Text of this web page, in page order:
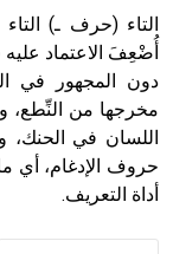
الملوك الذين
التاسع، وهم
التاء (حرف ـ)
أُضْعِفَ الاعتماد
دون المجهور في
مخرجها من النِّطع،
اللسان في الحنك،
حروف الإدغام، أي
أداة التعريف.